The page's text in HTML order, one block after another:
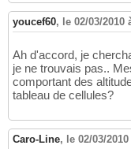
youcef60, le 02/03/2010
Ah d'accord, je
je ne trouvais pas..
comportant des
tableau de cellules?
Caro-Line, le 02/03/